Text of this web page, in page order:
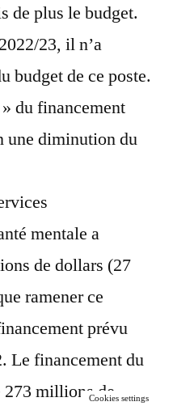
de plus le budget.
23, il n’a
budget de ce poste.
du financement
une diminution du
mentale a
de dollars (27
ramener ce
prévu
Le financement du
273 millions deCookies settings